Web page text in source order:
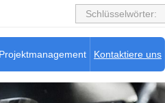
Projektmanagement Kontaktiere uns